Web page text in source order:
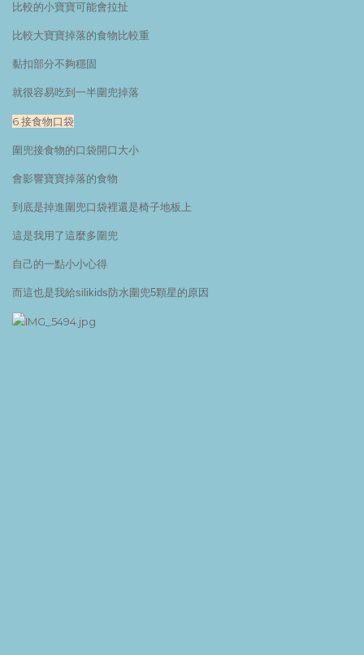
比較的小寶寶可能會拉扯
比較大寶寶掉落的食物比較重
黏扣部分不夠穩固
就很容易吃到一半圍兜掉落
6.接食物口袋
圍兜接食物的口袋開口大小
會影響寶寶掉落的食物
到底是掉進圍兜口袋裡還是椅子地板上
這是我用了這麼多圍兜
自己的一點小小心得
而這也是我給silikids防水圍兜5顆星的原因